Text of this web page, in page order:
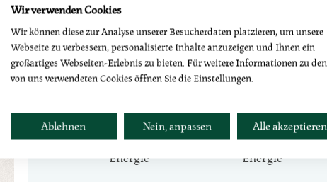
Wir verwenden Cookies
Wir können diese zur Analyse unserer Besucherdaten platzieren, um unsere
Webseite zu verbessern, personalisierte Inhalte anzuzeigen und Ihnen ein
großartiges Webseiten-Erlebnis zu bieten. Für weitere Informationen zu den
von uns verwendeten Cookies öffnen Sie die Einstellungen.
Ablehnen Nein, anpassen Alle akzeptieren
per 100g
kcal
Energie
kj
Energie